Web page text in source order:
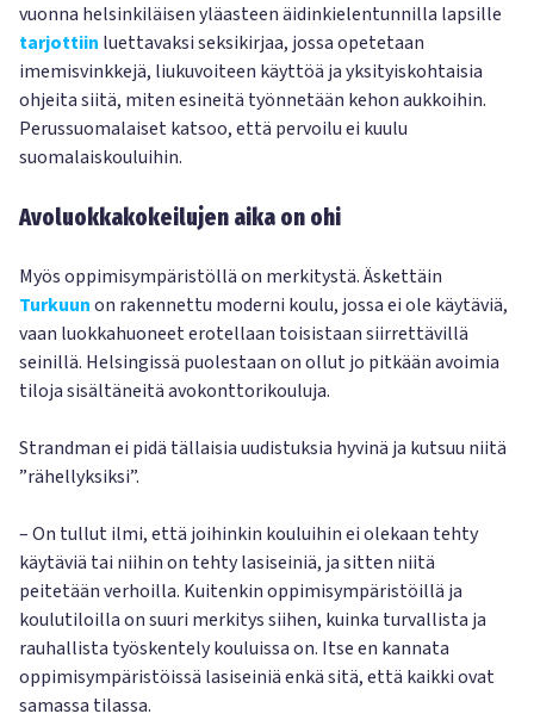
vuonna helsinkiläisen yläasteen äidinkielentunnilla lapsille
tarjottiin luettavaksi seksikirjaa, jossa opetetaan
imemisvinkkejä, liukuvoiteen käyttöä ja yksityiskohtaisia
ohjeita siitä, miten esineitä työnnetään kehon aukkoihin.
Perussuomalaiset katsoo, että pervoilu ei kuulu
suomalaiskouluihin.
Avoluokkakokeilujen aika on ohi
Myös oppimisympäristöllä on merkitystä. Äskettäin
Turkuunon rakennettu moderni koulu, jossa ei ole käytäviä,
vaan luokkahuoneet erotellaan toisistaan siirrettävillä
seinillä. Helsingissä puolestaan on ollut jo pitkään avoimia
tiloja sisältäneitä avokonttorikouluja.
Strandman ei pidä tällaisia uudistuksia hyvinä ja kutsuu niitä
”rähellyksiksi”.
– On tullut ilmi, että joihinkin kouluihin ei olekaan tehty
käytäviä tai niihin on tehty lasiseiniä, ja sitten niitä
peitetään verhoilla. Kuitenkin oppimisympäristöillä ja
koulutiloilla on suuri merkitys siihen, kuinka turvallista ja
rauhallista työskentely kouluissa on. Itse en kannata
oppimisympäristöissä lasiseiniä enkä sitä, että kaikki ovat
samassa tilassa.